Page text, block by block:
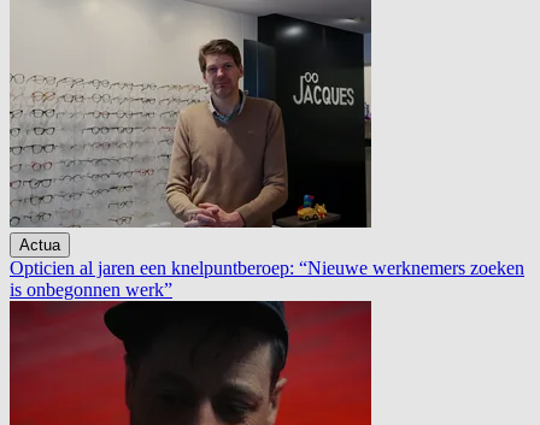
Actua
Opticien al jaren een knelpuntberoep: “Nieuwe werknemers zoeken
is onbegonnen werk”